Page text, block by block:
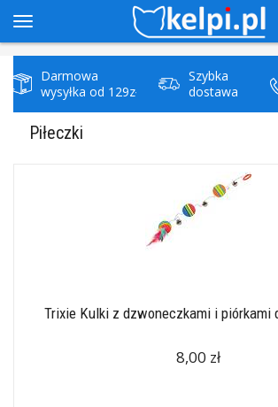
Darmowa
wysyłka od 129zł
Szybka
dostawa
Piłeczki
Trixie Kulki z dzwoneczkami i piórkami
8,00 zł